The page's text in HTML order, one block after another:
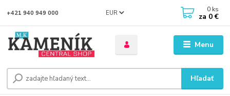
Menu
EUR
Hľadať
+421 940 949 000 0 ks
za 0 €